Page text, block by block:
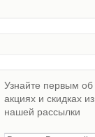
Узнайте первым об
акциях и скидках из
нашей рассылки